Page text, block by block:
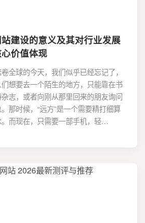
建设的意义及其对行业发展
价值体现
全球的今天，我们似乎已经忘记了，
想要去一个陌生的地方，只能靠在书
志，或者向刚从那里回来的朋友询问
那时候，“远方”是一个需要精打细算
而现在，只需要一部手机，轻…